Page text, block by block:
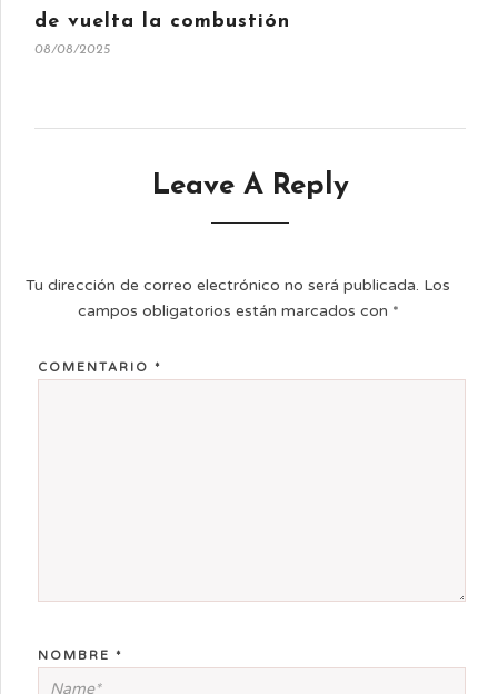
de vuelta la combustión
08/08/2025
Leave A Reply
Tu dirección de correo electrónico no será publicada. Los
campos obligatorios están marcados con *
COMENTARIO *
NOMBRE *